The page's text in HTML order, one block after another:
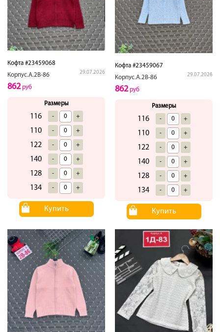
Кофта #23459068
Корпус.А.2В-86
29.07.2026
862руб
Размеры
116 - +
110 - +
122 - +
140 - +
128 - +
134 - +
Купить
Кофта #23459067
Корпус.А.2В-86
29.07.2026
862руб
Размеры
116 - +
110 - +
122 - +
140 - +
128 - +
134 - +
Купить